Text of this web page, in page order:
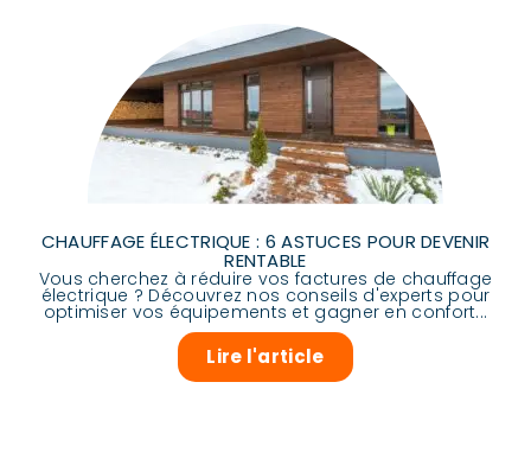
CHAUFFAGE ÉLECTRIQUE : 6 ASTUCES POUR DEVENIR
RENTABLE
Vous cherchez à réduire vos factures de chauffage
électrique ? Découvrez nos conseils d'experts pour
optimiser vos équipements et gagner en confort...
Lire l'article